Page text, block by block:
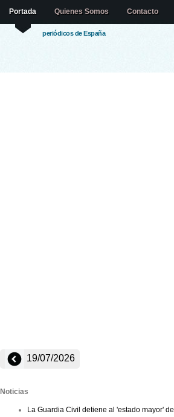
periódicos de España
Portada Quienes Somos Contacto
19/07/2026
Noticias
La Guardia Civil detiene al 'estado mayor'